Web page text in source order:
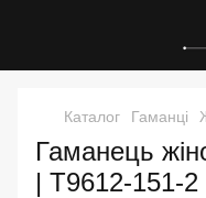
Каталог Гаманці
Гаманець
| T9612-151-2